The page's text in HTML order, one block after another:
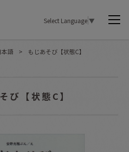
Select Language▼
本語 > もじあそび【状態C】
び【状態C】